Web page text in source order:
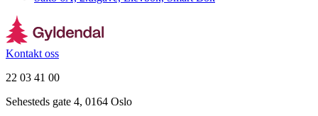
Kontakt oss
22 03 41 00
Sehesteds gate 4, 0164 Oslo